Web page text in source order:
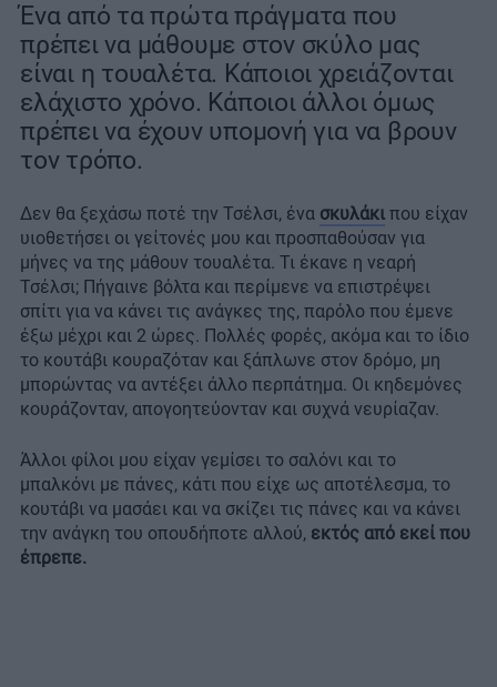
Ένα από τα πρώτα πράγματα που
πρέπει να μάθουμε στον σκύλο μας
είναι η τουαλέτα. Κάποιοι χρειάζονται
ελάχιστο χρόνο. Κάποιοι άλλοι όμως
πρέπει να έχουν υπομονή για να βρουν
τον τρόπο.
Δεν θα ξεχάσω ποτέ την Τσέλσι, ένα σκυλάκι που είχαν
υιοθετήσει οι γείτονές μου και προσπαθούσαν για
μήνες να της μάθουν τουαλέτα. Τι έκανε η νεαρή
Τσέλσι; Πήγαινε βόλτα και περίμενε να επιστρέψει
σπίτι για να κάνει τις ανάγκες της, παρόλο που έμενε
έξω μέχρι και 2 ώρες. Πολλές φορές, ακόμα και το ίδιο
το κουτάβι κουραζόταν και ξάπλωνε στον δρόμο, μη
μπορώντας να αντέξει άλλο περπάτημα. Οι κηδεμόνες
κουράζονταν, απογοητεύονταν και συχνά νευρίαζαν.
Άλλοι φίλοι μου είχαν γεμίσει το σαλόνι και το
μπαλκόνι με πάνες, κάτι που είχε ως αποτέλεσμα, το
κουτάβι να μασάει και να σκίζει τις πάνες και να κάνει
την ανάγκη του οπουδήποτε αλλού, εκτός από εκεί που
έπρεπε.